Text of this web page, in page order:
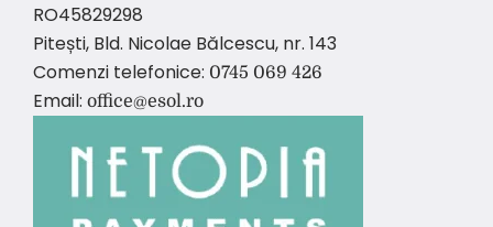
RO45829298
Pitești, Bld. Nicolae Bălcescu, nr. 143
Comenzi telefonice: 0745 069 426
Email: office@esol.ro